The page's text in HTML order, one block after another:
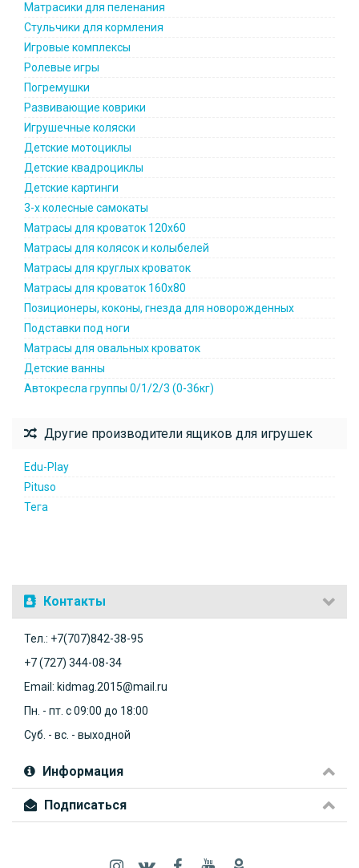
Матрасики для пеленания
Стульчики для кормления
Игровые комплексы
Ролевые игры
Погремушки
Развивающие коврики
Игрушечные коляски
Детские мотоциклы
Детские квадроциклы
Детские картинги
3-х колесные самокаты
Матрасы для кроваток 120х60
Матрасы для колясок и колыбелей
Матрасы для круглых кроваток
Матрасы для кроваток 160х80
Позиционеры, коконы, гнезда для новорожденных
Подставки под ноги
Матрасы для овальных кроваток
Детские ванны
Автокресла группы 0/1/2/3 (0-36кг)
Другие производители ящиков для игрушек
Edu-Play
Pituso
Тега
Контакты
Тел.: +7(707)842-38-95
+7 (727) 344-08-34
Email: kidmag.2015@mail.ru
Пн. - пт. с 09:00 до 18:00
Суб. - вс. - выходной
Информация
Подписаться